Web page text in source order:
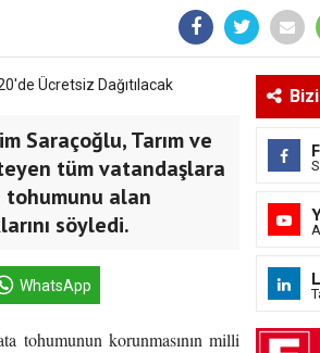
Saraçoğlu, Tarım ve
tüm vatandaşlara
alan
söyledi.
WhatsApp
tohumunun korunmasının milli